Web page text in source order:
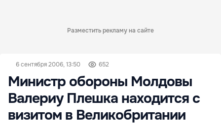
Разместить рекламу на сайте
6 сентября 2006, 13:50 652
Министр обороны Молдовы
Валериу Плешка находится с
визитом в Великобритании